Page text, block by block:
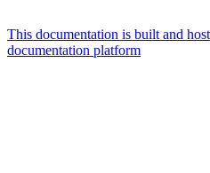
This documentation is built and
documentation platform